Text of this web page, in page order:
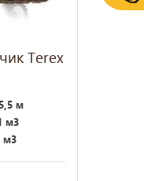
Terex
5,5 м
м3
м3